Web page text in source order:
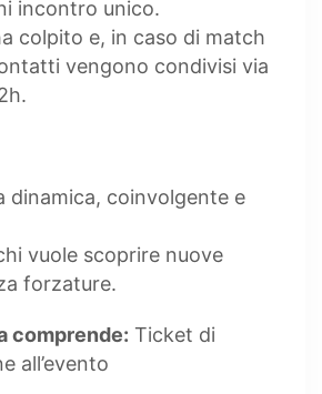
incontro unico.
colpito e, in caso di match
vengono condivisi via
dinamica, coinvolgente e
vuole scoprire nuove
forzature.
comprende: Ticket di
all’evento